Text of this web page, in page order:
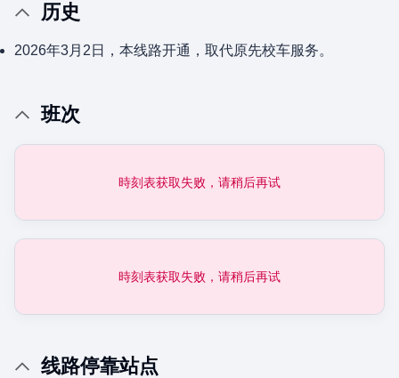
历史
2026年3月2日，本线路开通，取代原先校车服务。
班次
時刻表获取失败，请稍后再试
時刻表获取失败，请稍后再试
线路停靠站点